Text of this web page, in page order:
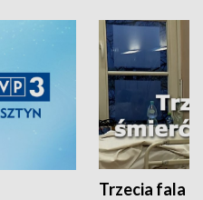
Trzecia fala -